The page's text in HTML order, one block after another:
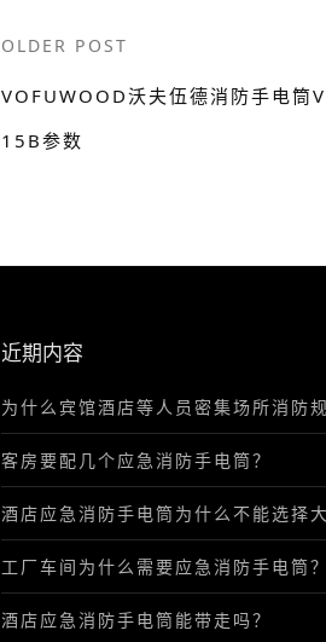
Post
navigation
OLDER POST
VOFUWOOD沃夫伍德消防手电筒
15B参数
近期内容
为什么宾馆酒店等人员密集场所消防
客房要配几个应急消防手电筒？
酒店应急消防手电筒为什么不能选择
工厂车间为什么需要应急消防手电筒？
酒店应急消防手电筒能带走吗？